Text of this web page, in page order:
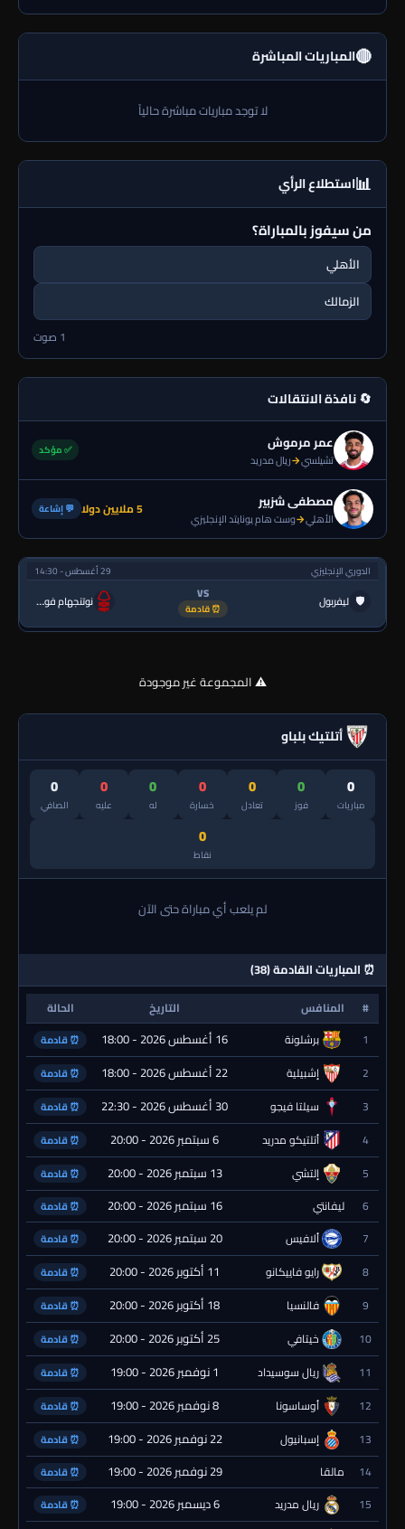
🔴المباريات المباشرة
لا توجد مباريات مباشرة حالياً
📊استطلاع الرأي
من سيفوز بالمباراة؟
الأهلي
الزمالك
1 صوت
🔄 نافذة الانتقالات
عمر مرموش
تشيلسي→ريال مدريد
✅ مؤكد
مصطفى شزبير
الأهلي→وست هام يونايتد الإنجليزي 5 ملايين دولا 💬 إشاعة
الدوري الإنجليزي 29 أغسطس - 14:30
🛡 ليفربول VS
⏰ قادمة نوتنجهام فورست
⚠️ المجموعة غير موجودة
أتلتيك بلباو
0
مباريات
0
فوز
0
تعادل
0
خسارة
0
له
0
عليه
0
الصافي
0
نقاط
لم يلعب أي مباراة حتى الآن
⏰ المباريات القادمة (38)
# المنافس التاريخ
الحالة
1
برشلونة 16 أغسطس 2026 - 18:00 ⏰ قادمة
2 إشبيلية 22 أغسطس 2026 - 18:00 ⏰ قادمة
3 سيلتا فيجو 30 أغسطس 2026 - 22:30 ⏰ قادمة
4 أتلتيكو مدريد 6 سبتمبر 2026 - 20:00 ⏰ قادمة
5 إلتشي 13 سبتمبر 2026 - 20:00 ⏰ قادمة
6 ليفانتي 16 سبتمبر 2026 - 20:00 ⏰ قادمة
7 ألافيس 20 سبتمبر 2026 - 20:00 ⏰ قادمة
8 رايو فاييكانو 11 أكتوبر 2026 - 20:00 ⏰ قادمة
9 فالنسيا 18 أكتوبر 2026 - 20:00 ⏰ قادمة
10 خيتافي 25 أكتوبر 2026 - 20:00 ⏰ قادمة
11 ريال سوسيداد 1 نوفمبر 2026 - 19:00 ⏰ قادمة
12 أوساسونا 8 نوفمبر 2026 - 19:00 ⏰ قادمة
13 إسبانيول 22 نوفمبر 2026 - 19:00 ⏰ قادمة
14 مالقا 29 نوفمبر 2026 - 19:00 ⏰ قادمة
15 ريال مدريد 6 ديسمبر 2026 - 19:00 ⏰ قادمة